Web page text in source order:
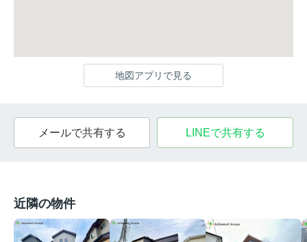
地図アプリで見る
メールで共有する LINEで共有する
近隣の物件